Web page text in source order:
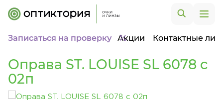
Записаться на проверку Акции Контактные
Оправа ST. LOUISE SL 6078 c
02п